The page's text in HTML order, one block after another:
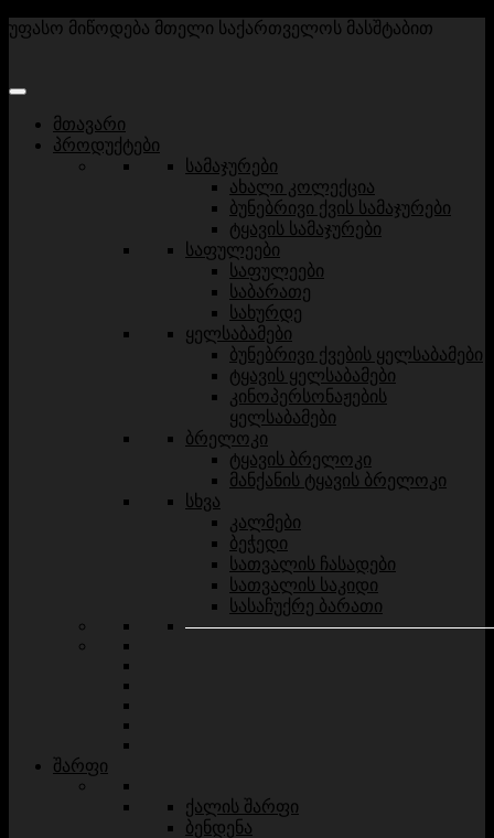
უფასო მიწოდება მთელი საქართველოს მასშტაბით
მთავარი
პროდუქტები
სამაჯურები
ახალი კოლექცია
ბუნებრივი ქვის სამაჯურები
ტყავის სამაჯურები
საფულეები
საფულეები
საბარათე
სახურდე
ყელსაბამები
ბუნებრივი ქვების ყელსაბამები
ტყავის ყელსაბამები
კინოპერსონაჟების
ყელსაბამები
ბრელოკი
ტყავის ბრელოკი
მანქანის ტყავის ბრელოკი
სხვა
კალმები
ბეჭედი
სათვალის ჩასადები
სათვალის საკიდი
სასაჩუქრე ბარათი
შარფი
ქალის შარფი
ბენდენა